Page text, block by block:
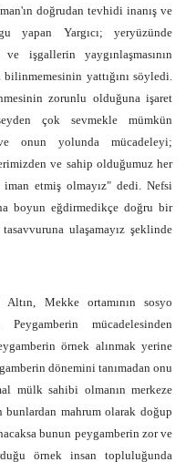
doğrudan tevhidi inanış ve
yapan Yargıcı; yeryüzünde
işgallerin yaygınlaşmasının
yattığını söyledi.
zorunlu olduğuna işaret
çok sevmekle mümkün
onun yolunda mücadeleyi;
ve sahip olduğumuz her
iman etmiş olmayız" dedi. Nefsi
boyun eğdirmedikçe doğru bir
ulaşamayız şeklinde
Mekke ortamının sosyo
mücadelesinden
örnek alınmak yerine
dönemini tanımadan onu
mülk sahibi olmanın merkeze
bunlardan mahrum olarak doğup
bunun peygamberin zor ve
örnek insan topluluğunda